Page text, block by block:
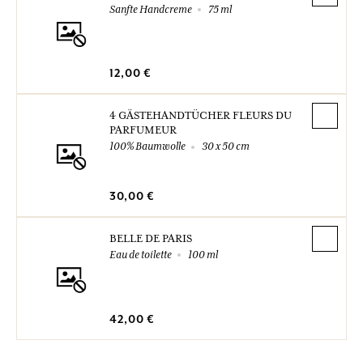
Sanfte Handcreme
75 ml
12,00 €
4 GÄSTEHANDTÜCHER FLEURS DU
PARFUMEUR
100% Baumwolle
30 x 50 cm
30,00 €
BELLE DE PARIS
Eau de toilette
100 ml
42,00 €